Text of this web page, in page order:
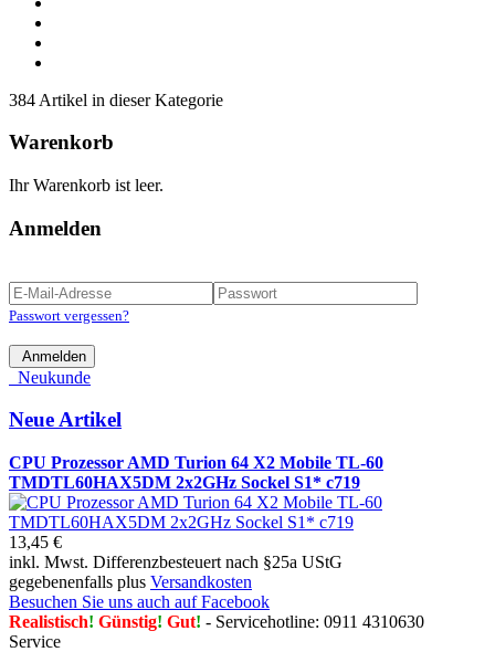
384 Artikel in dieser Kategorie
Warenkorb
Ihr Warenkorb ist leer.
Anmelden
Passwort vergessen?
Anmelden
Neukunde
Neue Artikel
CPU Prozessor AMD Turion 64 X2 Mobile TL-60
TMDTL60HAX5DM 2x2GHz Sockel S1* c719
13,45 €
inkl. Mwst. Differenzbesteuert nach §25a UStG
gegebenenfalls plus Versandkosten
Besuchen Sie uns auch auf Facebook
Realistisch! Günstig! Gut! - Servicehotline: 0911 4310630
Service